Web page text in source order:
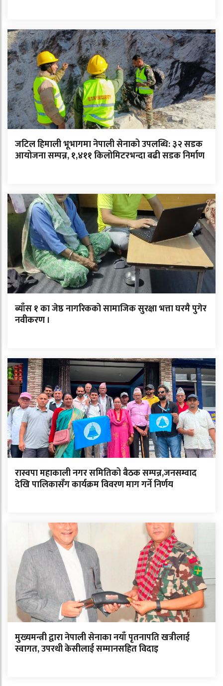
जटिल हिमाली भूभागमा नेपाली सेनाको उपलब्धि: ३२ सडक
आयोजना सम्पन्न, १,४११ किलोमिटरभन्दा बढी सडक निर्माण
ब्याँस १ का जेष्ठ नागरिकको सामाजिक सुरक्षा भत्ता घरमै पुगेर
नवीकरण ।
रास्वपा महाकाली नगर समितिको बैठक सम्पन्न,जनसम्वाद
देखि पालिकासँग कार्यक्रम विवरण माग गर्ने निर्णय
मुख्यमन्त्री द्वारा नेपाली सेनाका नयाँ पृतनापति खत्रीलाई
स्वागत, उपरथी केसीलाई सम्मानसहित विदाइ